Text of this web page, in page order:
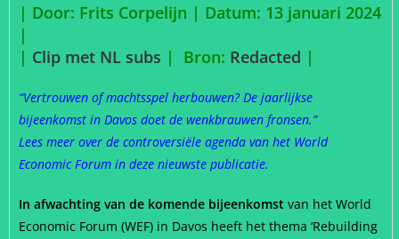
| Door: Frits Corpelijn | Datum: 13 januari 2024
|
| Clip met NL subs | Bron: Redacted |
“Vertrouwen of machtsspel herbouwen? De jaarlijkse
bijeenkomst in Davos doet de wenkbrauwen fronsen.”
Lees meer over de controversiële agenda van het World
Economic Forum in deze nieuwste publicatie.
In afwachting van de komende bijeenkomst van het World
Economic Forum (WEF) in Davos heeft het thema ‘Rebuilding